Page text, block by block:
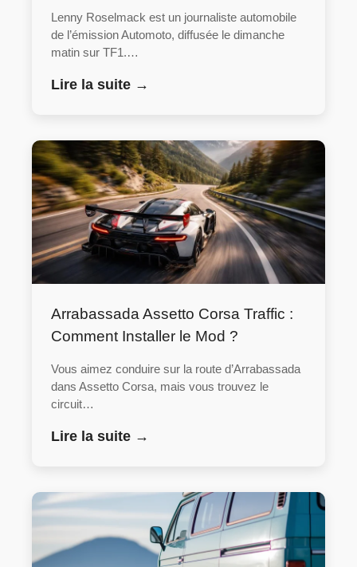
Lenny Roselmack est un journaliste automobile
de l’émission Automoto, diffusée le dimanche
matin sur TF1.…
Lire la suite →
Arrabassada Assetto Corsa Traffic :
Comment Installer le Mod ?
Vous aimez conduire sur la route d’Arrabassada
dans Assetto Corsa, mais vous trouvez le
circuit…
Lire la suite →